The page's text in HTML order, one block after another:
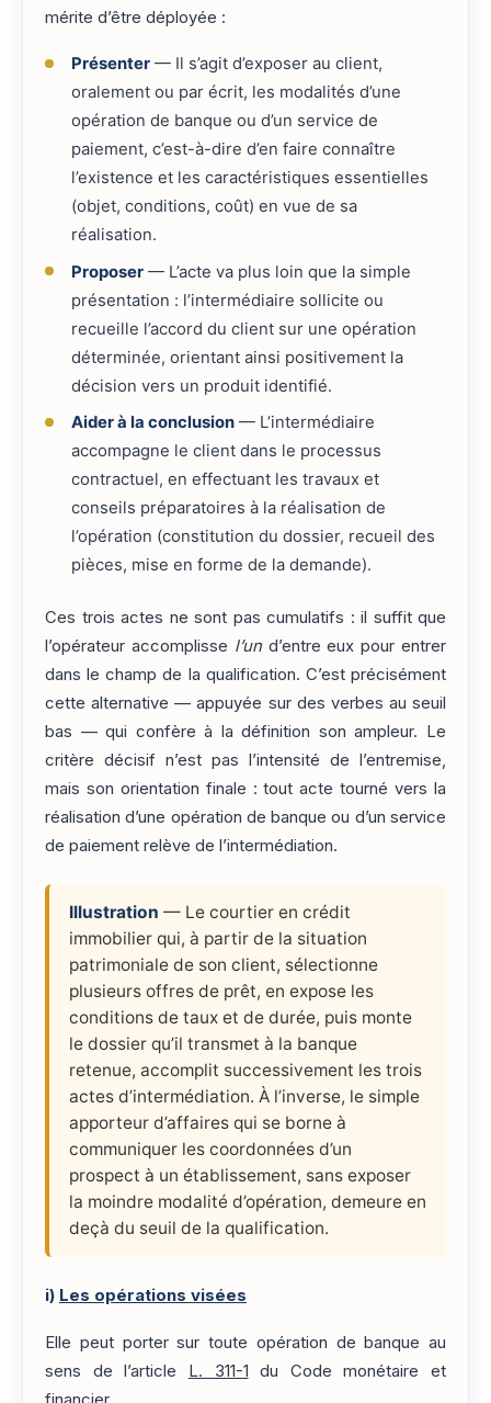
mérite d’être déployée :
Présenter— Il s’agit d’exposer au client,
oralement ou par écrit, les modalités d’une
opération de banque ou d’un service de
paiement, c’est-à-dire d’en faire connaître
l’existence et les caractéristiques essentielles
(objet, conditions, coût) en vue de sa
réalisation.
Proposer— L’acte va plus loin que la simple
présentation : l’intermédiaire sollicite ou
recueille l’accord du client sur une opération
déterminée, orientant ainsi positivement la
décision vers un produit identifié.
Aider à la conclusion— L’intermédiaire
accompagne le client dans le processus
contractuel, en effectuant les travaux et
conseils préparatoires à la réalisation de
l’opération (constitution du dossier, recueil des
pièces, mise en forme de la demande).
Ces trois actes ne sont pas cumulatifs : il suffit que
l’opérateur accomplisse l’und’entre eux pour entrer
dans le champ de la qualification. C’est précisément
cette alternative — appuyée sur des verbes au seuil
bas — qui confère à la définition son ampleur. Le
critère décisif n’est pas l’intensité de l’entremise,
mais son orientation finale : tout acte tourné vers la
réalisation d’une opération de banque ou d’un service
de paiement relève de l’intermédiation.
Illustration — Le courtier en crédit
immobilier qui, à partir de la situation
patrimoniale de son client, sélectionne
plusieurs offres de prêt, en expose les
conditions de taux et de durée, puis monte
le dossier qu’il transmet à la banque
retenue, accomplit successivement les trois
actes d’intermédiation. À l’inverse, le simple
apporteur d’affaires qui se borne à
communiquer les coordonnées d’un
prospect à un établissement, sans exposer
la moindre modalité d’opération, demeure en
deçà du seuil de la qualification.
i) Les opérations visées
Elle peut porter sur toute opération de banque au
sens de l’article L. 311-1 du Code monétaire et